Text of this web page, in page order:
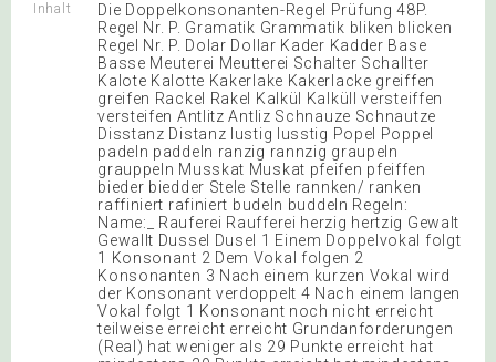
Inhalt
Die Doppelkonsonanten-Regel Prüfung 48P.
Regel Nr. P. Gramatik Grammatik bliken blicken
Regel Nr. P. Dolar Dollar Kader Kadder Base
Basse Meuterei Meutterei Schalter Schallter
Kalote Kalotte Kakerlake Kakerlacke greiffen
greifen Rackel Rakel Kalkül Kalküll versteiffen
versteifen Antlitz Antliz Schnauze Schnautze
Disstanz Distanz lustig lusstig Popel Poppel
padeln paddeln ranzig rannzig graupeln
grauppeln Musskat Muskat pfeifen pfeiffen
bieder biedder Stele Stelle rannken/ ranken
raffiniert rafiniert budeln buddeln Regeln:
Name:_ Rauferei Raufferei herzig hertzig Gewalt
Gewallt Dussel Dusel 1 Einem Doppelvokal folgt
1 Konsonant 2 Dem Vokal folgen 2
Konsonanten 3 Nach einem kurzen Vokal wird
der Konsonant verdoppelt 4 Nach einem langen
Vokal folgt 1 Konsonant noch nicht erreicht
teilweise erreicht erreicht Grundanforderungen
(Real) hat weniger als 29 Punkte erreicht hat